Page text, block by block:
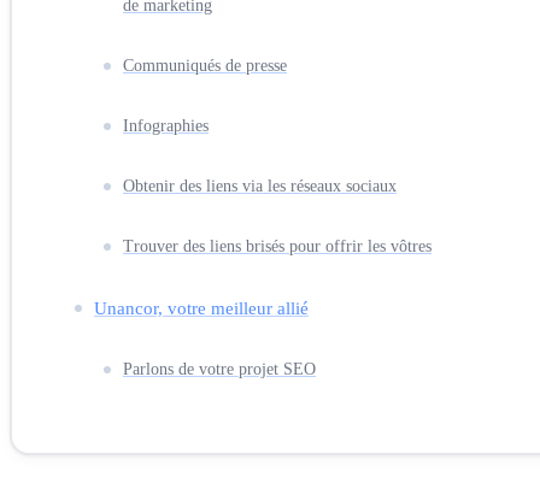
de marketing
Communiqués de presse
Infographies
Obtenir des liens via les réseaux sociaux
Trouver des liens brisés pour offrir les vôtres
Unancor, votre meilleur allié
Parlons de votre projet SEO